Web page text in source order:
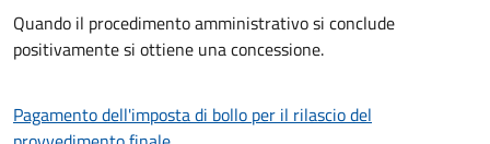
Quando il procedimento amministrativo si conclude
positivamente si ottiene una concessione.
Pagamento dell'imposta di bollo per il rilascio del